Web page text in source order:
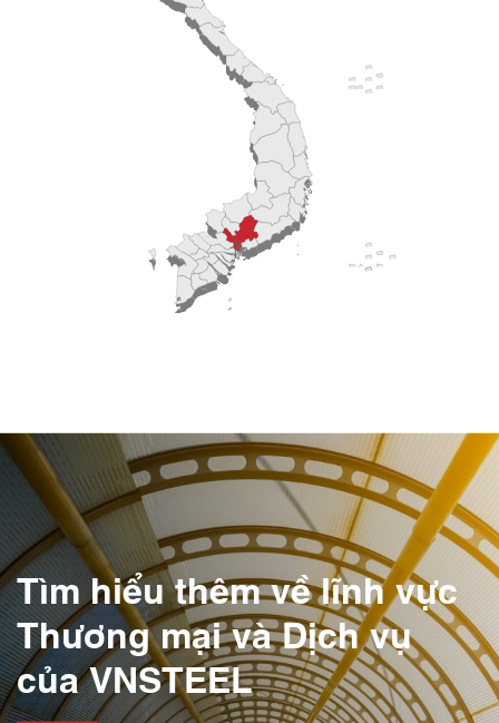
Tìm hiểu thêm về lĩnh vực
Thương mại và Dịch vụ
của VNSTEEL